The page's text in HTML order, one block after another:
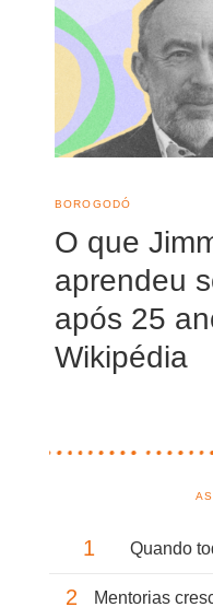
O que
aprendeu
após 25
Wikipédia
BOROGODÓ
1 Quando
2 Mentorias